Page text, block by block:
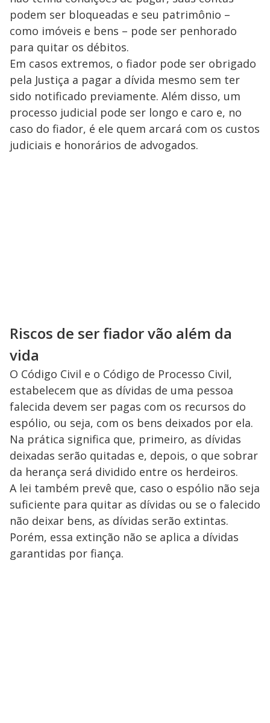
podem ser bloqueadas e seu patrimônio –
como imóveis e bens – pode ser penhorado
para quitar os débitos.
Em casos extremos, o fiador pode ser obrigado
pela Justiça a pagar a dívida mesmo sem ter
sido notificado previamente. Além disso, um
processo judicial pode ser longo e caro e, no
caso do fiador, é ele quem arcará com os custos
judiciais e honorários de advogados.
Riscos de ser fiador vão além da
vida
O Código Civil e o Código de Processo Civil,
estabelecem que as dívidas de uma pessoa
falecida devem ser pagas com os recursos do
espólio, ou seja, com os bens deixados por ela.
Na prática significa que, primeiro, as dívidas
deixadas serão quitadas e, depois, o que sobrar
da herança será dividido entre os herdeiros.
A lei também prevê que, caso o espólio não seja
suficiente para quitar as dívidas ou se o falecido
não deixar bens, as dívidas serão extintas.
Porém, essa extinção não se aplica a dívidas
garantidas por fiança.